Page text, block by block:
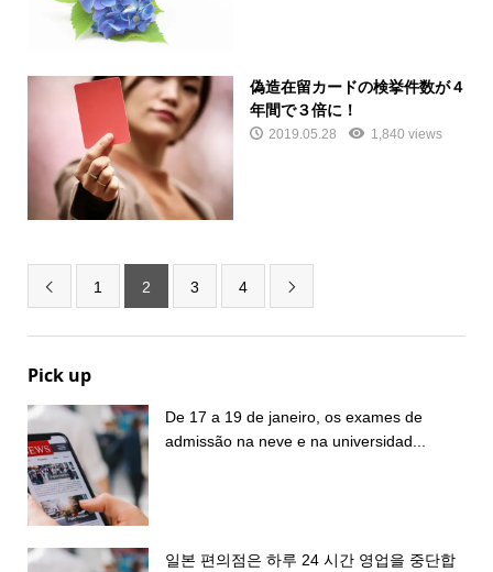
偽造在留カードの検挙件数が４
年間で３倍に！
2019.05.28 1,840 views
 1 2 3 4 
Pick up
De 17 a 19 de janeiro, os exames de
admissão na neve e na universidad...
일본 편의점은 하루 24 시간 영업을 중단합